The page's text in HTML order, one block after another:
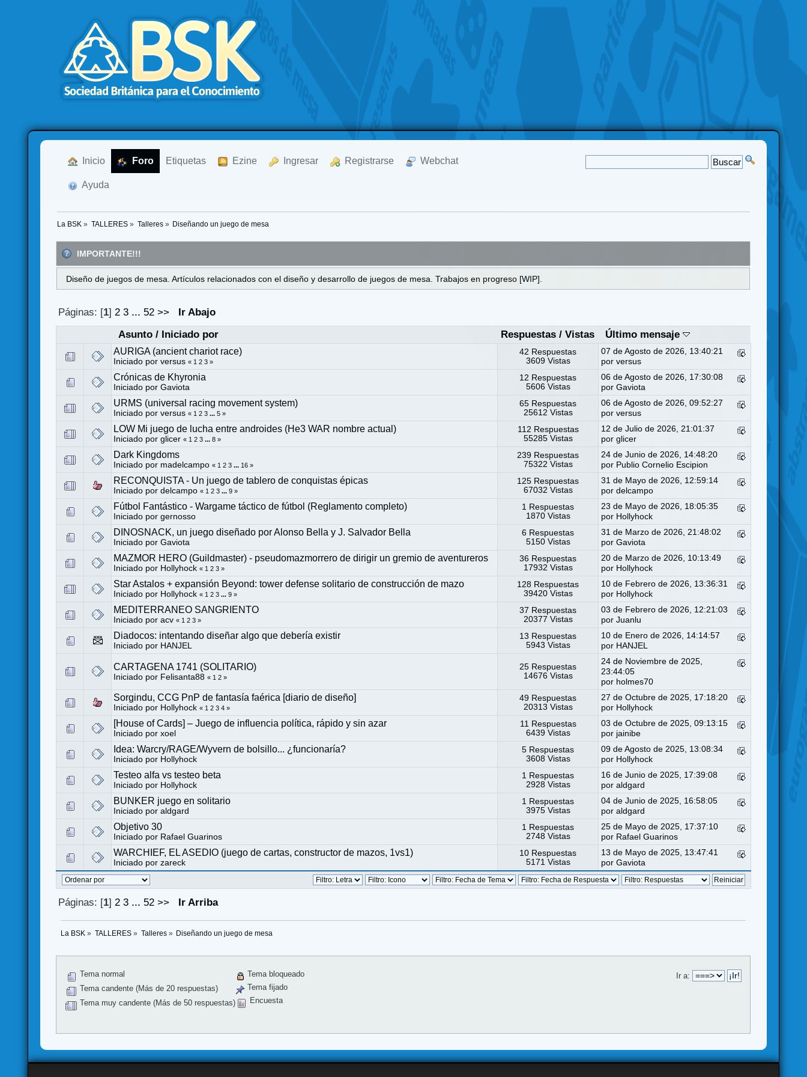
Inicio Foro Etiquetas Ezine Ingresar Registrarse Webchat
Ayuda
La BSK » TALLERES» Talleres» Diseñando un juego de mesa
IMPORTANTE!!!
Diseño de juegos de mesa. Artículos relacionados con el diseño y desarrollo de juegos de mesa. Trabajos en progreso [WIP].
Páginas: [1] 2 3 ... 52 >>
Ir Abajo
Asunto/ Iniciado por Respuestas /Vistas Último mensaje
AURIGA (ancient chariot race)
Iniciado porversus « 1 2 3 »
42 Respuestas
3609 Vistas
07 de Agosto de 2026, 13:40:21
porversus
Crónicas de Khyronia
Iniciado porGaviota
12 Respuestas
5606 Vistas
06 de Agosto de 2026, 17:30:08
porGaviota
URMS (universal racing movement system)
Iniciado porversus « 1 2 3 ...5 »
65 Respuestas
25612 Vistas
06 de Agosto de 2026, 09:52:27
porversus
LOW Mi juego de lucha entre androides (He3 WAR nombre actual)
Iniciado porglicer « 1 2 3 ...8 »
112 Respuestas
55285 Vistas
12 de Julio de 2026, 21:01:37
porglicer
Dark Kingdoms
Iniciado por madelcampo « 1 2 3 ... 16 »
239 Respuestas
75322 Vistas
24 de Junio de 2026, 14:48:20
por Publio Cornelio Escipion
RECONQUISTA - Un juego de tablero de conquistas épicas
Iniciado pordelcampo « 1 2 3 ...9 »
125 Respuestas
67032 Vistas
31 de Mayo de 2026, 12:59:14
pordelcampo
Fútbol Fantástico - Wargame táctico de fútbol (Reglamento completo)
Iniciado porgernosso
1 Respuestas
1870 Vistas
23 de Mayo de 2026, 18:05:35
por Hollyhock
DINOSNACK, un juego diseñado por Alonso Bella y J. Salvador Bella
Iniciado porGaviota
6 Respuestas
5150 Vistas
31 de Marzo de 2026, 21:48:02
porGaviota
MAZMOR HERO (Guildmaster) - pseudomazmorrero de dirigir un gremio de aventureros
Iniciado por Hollyhock « 1 2 3 »
36 Respuestas
17932 Vistas
20 de Marzo de 2026, 10:13:49
por Hollyhock
Star Astalos + expansión Beyond: tower defense solitario de construcción de mazo
Iniciado por Hollyhock « 1 2 3 ...9 »
128 Respuestas
39420 Vistas
10 de Febrero de 2026, 13:36:31
por Hollyhock
MEDITERRANEO SANGRIENTO
Iniciado poracv « 1 2 3 »
37 Respuestas
20377 Vistas
03 de Febrero de 2026, 12:21:03
porJuanlu
Diadocos: intentando diseñar algo que debería existir
Iniciado por HANJEL
13 Respuestas
5943 Vistas
10 de Enero de 2026, 14:14:57
por HANJEL
CARTAGENA 1741 (SOLITARIO)
Iniciado por Felisanta88 « 1 2 »
25 Respuestas
14676 Vistas
24 de Noviembre de 2025,
23:44:05
por holmes70
Sorgindu, CCG PnP de fantasía faérica [diario de diseño]
Iniciado por Hollyhock « 1 2 3 4 »
49 Respuestas
20313 Vistas
27 de Octubre de 2025, 17:18:20
por Hollyhock
[House of Cards] – Juego de influencia política, rápido y sin azar
Iniciado porxoel
11 Respuestas
6439 Vistas
03 de Octubre de 2025, 09:13:15
por jainibe
Idea: Warcry/RAGE/Wyvern de bolsillo... ¿funcionaría?
Iniciado por Hollyhock
5 Respuestas
3608 Vistas
09 de Agosto de 2025, 13:08:34
por Hollyhock
Testeo alfa vs testeo beta
Iniciado por Hollyhock
1 Respuestas
2928 Vistas
16 de Junio de 2025, 17:39:08
poraldgard
BUNKER juego en solitario
Iniciado poraldgard
1 Respuestas
3975 Vistas
04 de Junio de 2025, 16:58:05
poraldgard
Objetivo 30
Iniciado por Rafael Guarinos
1 Respuestas
2748 Vistas
25 de Mayo de 2025, 17:37:10
por Rafael Guarinos
WARCHIEF, EL ASEDIO (juego de cartas, constructor de mazos, 1vs1)
Iniciado porzareck
10 Respuestas
5171 Vistas
13 de Mayo de 2025, 13:47:41
porGaviota
Páginas: [1] 2 3 ... 52 >> Ir Arriba
La BSK » TALLERES» Talleres» Diseñando un juego de mesa
Ir a:
Tema normal
Tema candente (Más de 20 respuestas)
Tema muy candente (Más de 50 respuestas)
Tema bloqueado
Tema fijado
Encuesta